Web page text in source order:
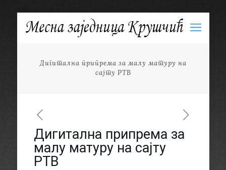
Дигитална припрема за малу матуру на
сајту РТВ
Дигитална припрема за
малу матуру на сајту
РТВ